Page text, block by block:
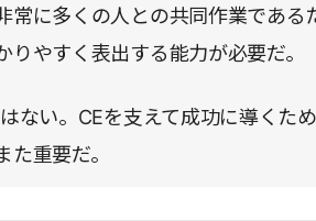
常に多くの人との共同作業である
りやすく表出する能力が必要だ。
ない。CEを支えて成功に導くた
た重要だ。